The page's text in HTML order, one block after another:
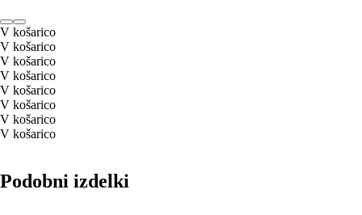
V košarico
V košarico
V košarico
V košarico
V košarico
V košarico
V košarico
V košarico
Podobni izdelki